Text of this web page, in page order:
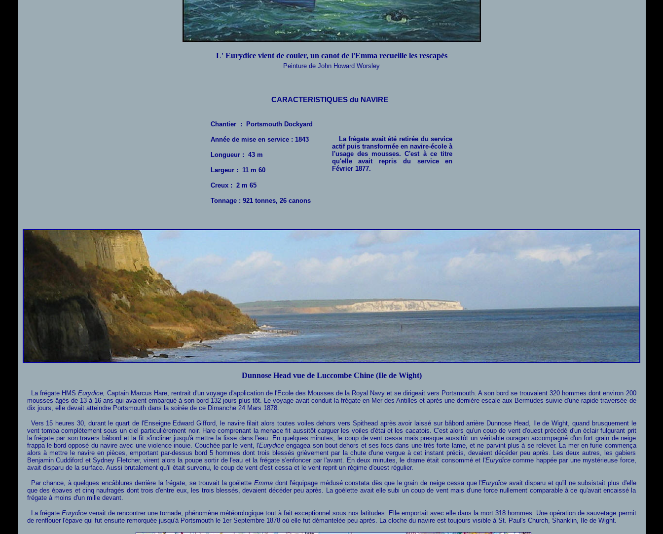
L' Eurydice vient de couler, un canot de l'Emma recueille les rescapés
Peinture de John Howard Worsley
CARACTERISTIQUES du NAVIRE
Chantier : Portsmouth Dockyard
Année de mise en service : 1843
Longueur : 43 m
Largeur : 11 m 60
Creux : 2 m 65
Tonnage : 921 tonnes, 26 canons
La frégate avait été retirée du service
actif puis transformée en navire-école à
l'usage des mousses. C'est à ce titre
qu'elle avait repris du service en
Février 1877.
Dunnose Head vue de Luccombe Chine (Ile de Wight)
La frégate HMS Eurydice, Captain Marcus Hare, rentrait d'un voyage d'application de l'Ecole des Mousses de la Royal Navy et se dirigeait vers Portsmouth. A son bord se trouvaient 320 hommes dont environ 200
mousses âgés de 13 à 16 ans qui avaient embarqué à son bord 132 jours plus tôt. Le voyage avait conduit la frégate en Mer des Antilles et après une dernière escale aux Bermudes suivie d'une rapide traversée de
dix jours, elle devait atteindre Portsmouth dans la soirée de ce Dimanche 24 Mars 1878.
Vers 15 heures 30, durant le quart de l'Enseigne Edward Gifford, le navire filait alors toutes voiles dehorsvers Spithead après avoir laissé sur bâbord arrière Dunnose Head, Ile de Wight, quand brusquement le
vent tomba complètement sous un ciel particulièrement noir. Hare comprenant la menace fit aussitôt carguer les voiles d'étai et les cacatois. C'est alors qu'un coup de vent d'ouest précédé d'un éclair fulgurant prit
la frégate par son travers bâbord et la fit s'incliner jusqu'à mettre la lisse dans l'eau. En quelques minutes, le coup de vent cessa mais presque aussitôt un véritable ouragan accompagné d'un fort grain de neige
frappa le bord opposé du navire avec une violence inouie. Couchée par le vent, l'Eurydiceengagea son bout dehors et ses focs dans une très forte lame, et ne parvint plus à se relever. La mer en furie commença
alors à mettre le navire en pièces, emportant par-dessus bord 5 hommes dont trois blessés grièvement par la chute d'une vergue à cet instant précis, devaient décéder peu après. Les deux autres, les gabiers
Benjamin Cuddiford et Sydney Fletcher, virent alors la poupe sortir de l'eau et la frégate s'enfoncer par l'avant. En deux minutes, le drame était consommé et l'Eurydicecomme happée par une mystérieuse force,
avait disparu de la surface. Aussi brutalement qu'il était survenu, le coup de vent d'est cessa et le vent reprit un régime d'ouest régulier.
Par chance, à quelques encâblures derrière la frégate, se trouvait la goéletteEmma dont l'équipage médusé constata dès que le grain de neige cessa que l'Eurydice avait disparu et qu'il ne subsistait plus d'elle
que des épaves et cinq naufragés dont trois d'entre eux, les trois blessés, devaient décéder peu après. La goélette avait elle subi un coup de vent mais d'une force nullement comparable à ce qu'avait encaissé la
frégate à moins d'un mille devant.
La frégate Eurydicevenait de rencontrer une tornade, phénomène météorologique tout à fait exceptionnel sous nos latitudes. Elle emportait avec elle dans la mort 318 hommes. Une opération de sauvetage permit
de renflouer l'épave qui fut ensuite remorquée jusqu'à Portsmouth le 1er Septembre 1878 où elle fut démantelée peu après. La cloche du navire est toujours visible à St. Paul's Church, Shanklin, Ile de Wight.